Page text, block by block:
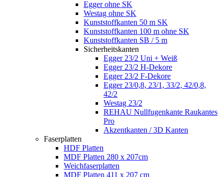
Egger ohne SK
Westag ohne SK
Kunststoffkanten 50 m SK
Kunststoffkanten 100 m ohne SK
Kunststoffkanten SB / 5 m
Sicherheitskanten
Egger 23/2 Uni + Weiß
Egger 23/2 H-Dekore
Egger 23/2 F-Dekore
Egger 23/0,8, 23/1, 33/2, 42/0,8,
42/2
Westag 23/2
REHAU Nullfugenkante Raukantes
Pro
Akzentkanten / 3D Kanten
Faserplatten
HDF Platten
MDF Platten 280 x 207cm
Weichfaserplatten
MDF Platten 411 x 207 cm